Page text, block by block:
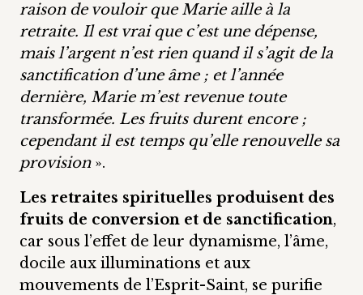
raison de vouloir que Marie aille à la
retraite. Il est vrai que c’est une dépense,
mais l’argent n’est rien quand il s’agit de la
sanctification d’une âme ; et l’année
dernière, Marie m’est revenue toute
transformée. Les fruits durent encore ;
cependant il est temps qu’elle renouvelle sa
provision ».
Les retraites spirituelles produisent des
fruits de conversion et de sanctification,
car sous l’effet de leur dynamisme, l’âme,
docile aux illuminations et aux
mouvements de l’Esprit-Saint, se purifie